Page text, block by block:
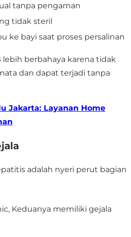
tanpa pengaman
tidak steril
ke bayi saat proses persalinan
berbahaya karena tidak
dan dapat terjadi tanpa
Jakarta: Layanan Home
Keduanya memiliki gejala